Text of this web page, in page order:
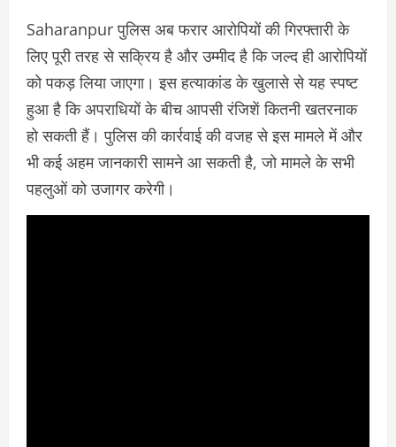
Saharanpur पुलिस अब फरार आरोपियों की गिरफ्तारी के
लिए पूरी तरह से सक्रिय है और उम्मीद है कि जल्द ही आरोपियों
को पकड़ लिया जाएगा। इस हत्याकांड के खुलासे से यह स्पष्ट
हुआ है कि अपराधियों के बीच आपसी रंजिशें कितनी खतरनाक
हो सकती हैं। पुलिस की कार्रवाई की वजह से इस मामले में और
भी कई अहम जानकारी सामने आ सकती है, जो मामले के सभी
पहलुओं को उजागर करेगी।